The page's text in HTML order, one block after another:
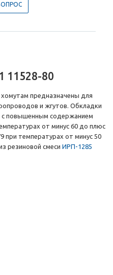
11528-80
предназначены для
и жгутов. Обкладки
с повышенным содержанием
от минус 60 до плюс
при температурах от минус 50
резиновой смеси ИРП-1285